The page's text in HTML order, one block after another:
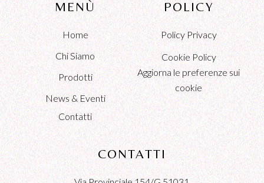
MENÙ
Home
Chi Siamo
Prodotti
News & Eventi
Contatti
POLICY
Policy Privacy
Cookie Policy
Aggiorna le preferenze sui
cookie
CONTATTI